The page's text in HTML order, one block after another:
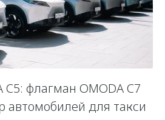
C5: флагман OMODA C7
автомобилей для такси